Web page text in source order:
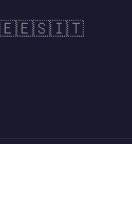
🇪🇸🇮🇹